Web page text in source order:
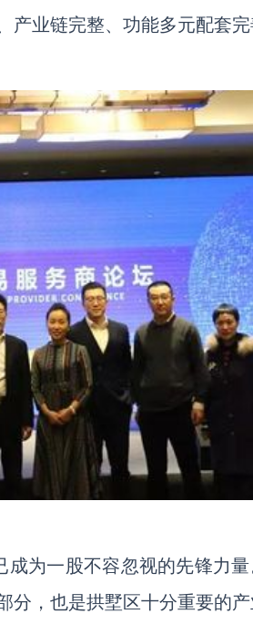
产业链完整、功能多元配套
成为一股不容忽视的先锋力
分，也是拱墅区十分重要的